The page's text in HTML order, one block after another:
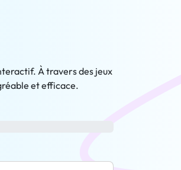
À travers des jeux
et efficace.